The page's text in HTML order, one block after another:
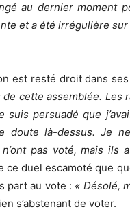
au dernier moment
et a été irrégulière
est resté droit dans
cette assemblée. Les
suis persuadé que
doute là-dessus. Je
pas voté, mais ils
ce duel escamoté que
part au vote : « Désolé,
s’abstenant de voter.